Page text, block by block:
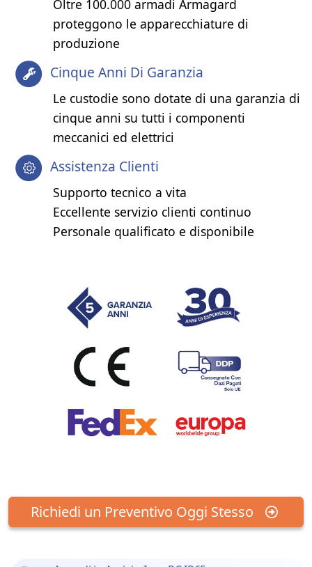
Oltre 100.000 armadi Armagard
proteggono le apparecchiature di
produzione
Cinque Anni Di Garanzia
Le custodie sono dotate di una garanzia di
cinque anni su tutti i componenti
meccanici ed elettrici
Assistenza Clienti
Supporto tecnico a vita
Eccellente servizio clienti continuo
Personale qualificato e disponibile
Richiedi un Preventivo Oggi Stesso